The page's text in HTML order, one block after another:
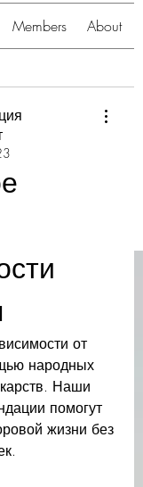
Members About
от
народных
Наши
помогут
жизни без